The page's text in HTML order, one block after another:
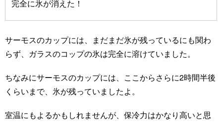
完全に氷が消えた！
サーモスのカップには、まだまだ氷が残っているにも関わ
らず、ガラスのコップの氷は完全に溶けていました。
ちなみにサーモスのカップには、ここからさらに2時間半後
くらいまで、氷が残っていましたよ。
室温にもよるかもしれませんが、保冷力はかなり高いと思